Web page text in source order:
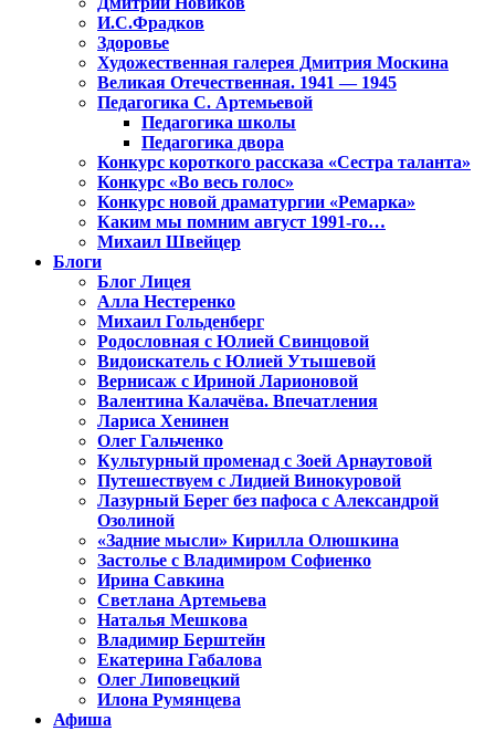
И.С.Фрадков
Здоровье
Художественная галерея Дмитрия Москина
Великая Отечественная. 1941 — 1945
Педагогика С. Артемьевой
Педагогика школы
Педагогика двора
Конкурс короткого рассказа «Сестра таланта»
Конкурс «Во весь голос»
Конкурс новой драматургии «Ремарка»
Каким мы помним август 1991-го…
Михаил Швейцер
Блоги
Блог Лицея
Алла Нестеренко
Михаил Гольденберг
Родословная с Юлией Свинцовой
Видоискатель с Юлией Утышевой
Вернисаж с Ириной Ларионовой
Валентина Калачёва. Впечатления
Лариса Хенинен
Олег Гальченко
Культурный променад с Зоей Арнаутовой
Путешествуем с Лидией Винокуровой
Лазурный Берег без пафоса с Александрой
Озолиной
«Задние мысли» Кирилла Олюшкина
Застолье с Владимиром Софиенко
Ирина Савкина
Светлана Артемьева
Наталья Мешкова
Владимир Берштейн
Екатерина Габалова
Олег Липовецкий
Илона Румянцева
Афиша